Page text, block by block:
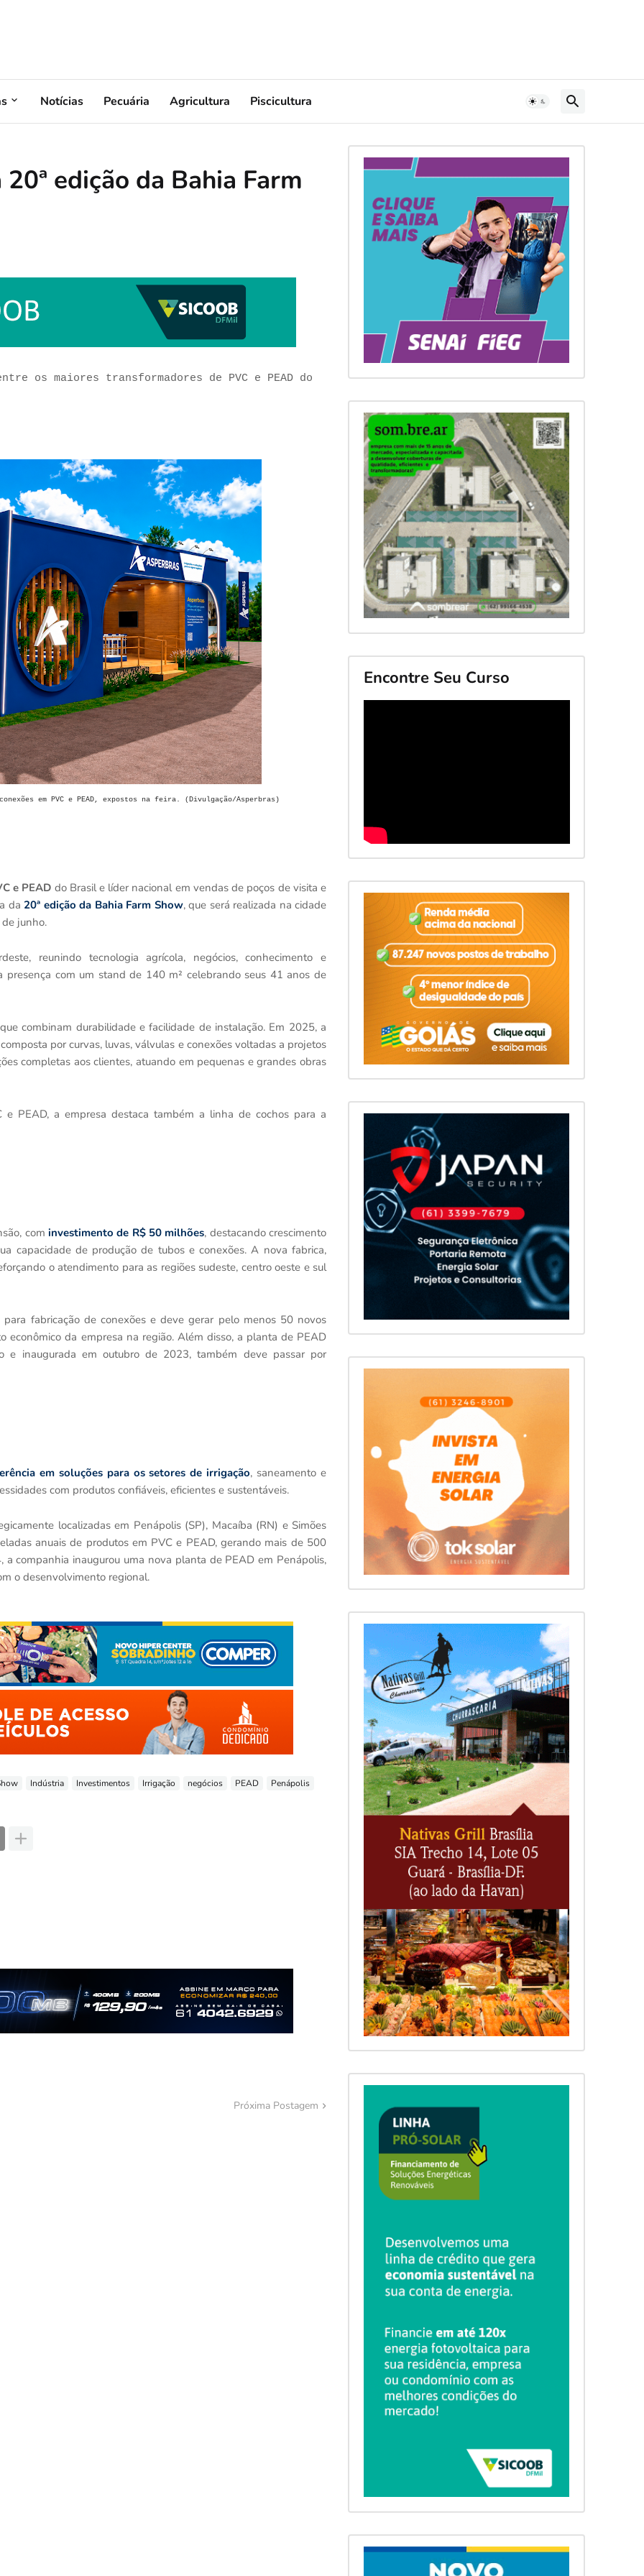
Notícias Pecuária Agricultura Piscicultura
edição da Bahia Farm
os maiores transformadores de PVC e PEAD do
em PVC e PEAD, expostos na feira. (Divulgação/Asperbras)
e PEAD do Brasil e líder nacional em vendas de poços de visita e
da 20ª edição da Bahia Farm Show, que será realizada na cidade
de junho.
reunindo tecnologia agrícola, negócios, conhecimento e
com um stand de 140 m² celebrando seus 41 anos de
combinam durabilidade e facilidade de instalação. Em 2025, a
por curvas, luvas, válvulas e conexões voltadas a projetos
completas aos clientes, atuando em pequenas e grandes obras
PEAD, a empresa destaca também a linha de cochos para a
com investimento de R$ 50 milhões, destacando crescimento
capacidade de produção de tubos e conexões. A nova fabrica,
o atendimento para as regiões sudeste, centro oeste e sul
fabricação de conexões e deve gerar pelo menos 50 novos
econômico da empresa na região. Além disso, a planta de PEAD
e inaugurada em outubro de 2023, também deve passar por
em soluções para os setores de irrigação, saneamento e
com produtos confiáveis, eficientes e sustentáveis.
localizadas em Penápolis (SP), Macaíba (RN) e Simões
anuais de produtos em PVC e PEAD, gerando mais de 500
companhia inaugurou uma nova planta de PEAD em Penápolis,
o desenvolvimento regional.
Indústria Investimentos Irrigação negócios PEAD Penápolis
Próxima Postagem
Encontre Seu Curso